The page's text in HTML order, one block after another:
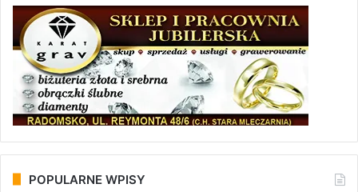
POPULARNE WPISY